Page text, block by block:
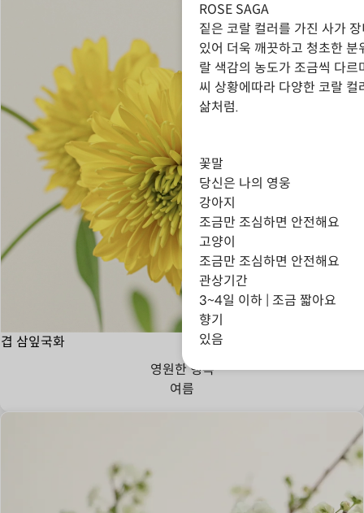
겹 삼잎국화
영원한 행복
여름
ROSE SAGA
짙은 코랄 컬러를 가진 사가
있어 더욱 깨끗하고 청초한
랄 색감의 농도가 조금씩 다
씨 상황에따라 다양한 코랄
삶처럼.
꽃말
당신은 나의 영웅
강아지
조금만 조심하면 안전해요
고양이
조금만 조심하면 안전해요
관상기간
3~4일 이하 | 조금 짧아요
향기
있음